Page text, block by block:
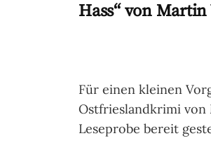
Hass“ von
Für einen kleinen
Ostfrieslandkrimi von
Leseprobe bereit